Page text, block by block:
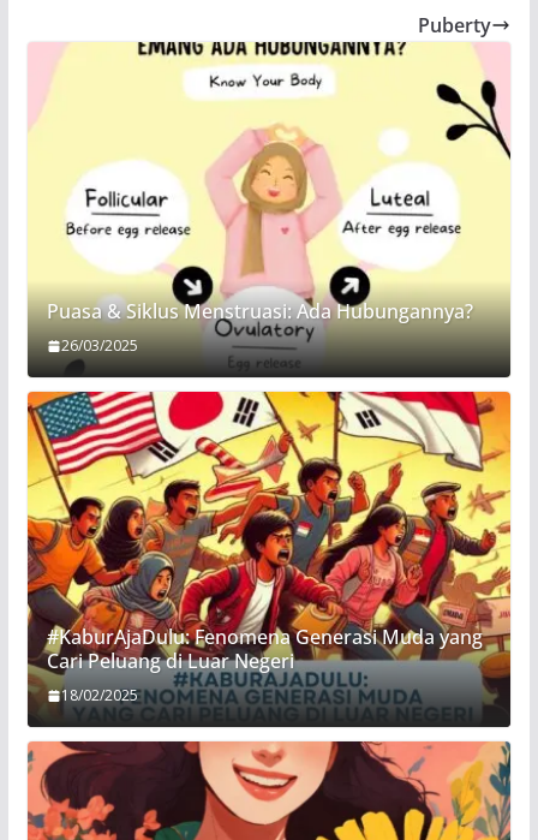
Puberty
Puasa & Siklus Menstruasi: Ada Hubungannya?
26/03/2025
#KaburAjaDulu: Fenomena Generasi Muda yang
Cari Peluang di Luar Negeri
18/02/2025